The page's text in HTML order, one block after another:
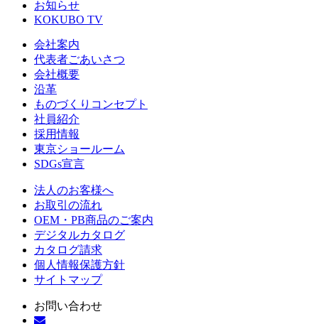
お知らせ
KOKUBO TV
会社案内
代表者ごあいさつ
会社概要
沿革
ものづくりコンセプト
社員紹介
採用情報
東京ショールーム
SDGs宣言
法人のお客様へ
お取引の流れ
OEM・PB商品のご案内
デジタルカタログ
カタログ請求
個人情報保護方針
サイトマップ
お問い合わせ